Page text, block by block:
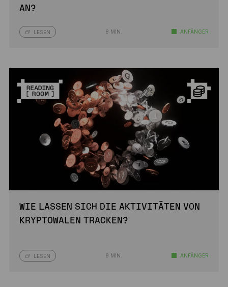
AN?
LESEN 8 MIN. ANFÄNGER
WIE LASSEN SICH DIE AKTIVITÄTEN VON
KRYPTOWALEN TRACKEN?
LESEN 8 MIN. ANFÄNGER